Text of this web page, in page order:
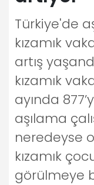
Türkiye'de
kızamık
artış
kızamık
ayında
aşılama
neredeyse
kızamık
görülmeye